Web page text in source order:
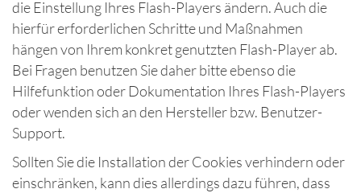
die Einstellung Ihres Flash-Players ändern. Auch die
hierfür erforderlichen Schritte und Maßnahmen
hängen von Ihrem konkret genutzten Flash-Player ab.
Bei Fragen benutzen Sie daher bitte ebenso die
Hilfefunktion oder Dokumentation Ihres Flash-Players
oder wenden sich an den Hersteller bzw. Benutzer-
Support.
Sollten Sie die Installation der Cookies verhindern oder
einschränken, kann dies allerdings dazu führen, dass